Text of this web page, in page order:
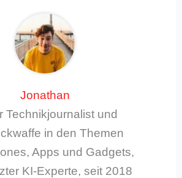
Jonathan
Technikjournalist und
in den Themen
Apps und Gadgets,
KI-Experte, seit 2018